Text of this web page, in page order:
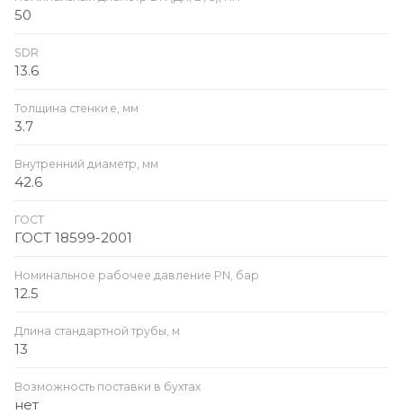
50
SDR
13.6
Толщина стенки e, мм
3.7
Внутренний диаметр, мм
42.6
ГОСТ
ГОСТ 18599-2001
Номинальное рабочее давление PN, бар
12.5
Длина стандартной трубы, м
13
Возможность поставки в бухтах
нет